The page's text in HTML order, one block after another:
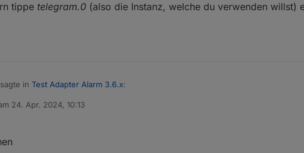
tippe telegram.0 (also die Instanz, welche du verwenden willst)
in Test Adapter Alarm 3.6.x:
sondern tippe
24. Apr. 2024, 10:13
von